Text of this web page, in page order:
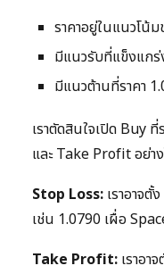
ราคาอยู่ในแนวโน้
มีแนวรับที่แข็งแกร่
มีแนวต้านที่ราคา
เราตัดสินใจเปิด Buy ที่
และ Take Profit อย่าง
Stop Loss: เราอาจ
เช่น 1.0790 เผื่อ
Take Profit: เราอ